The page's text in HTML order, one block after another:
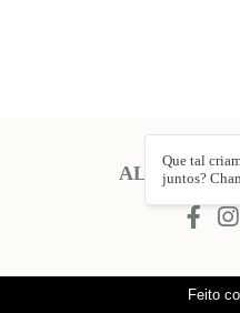
ALINE
Que tal
juntos?
Feito